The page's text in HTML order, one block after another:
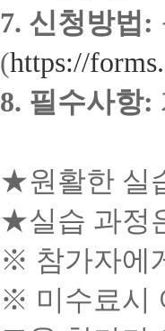
7. 신청방법:
(https://
8. 필수사항:
★원활한 실
★실습 과정
※ 참가자에
※ 미수료시